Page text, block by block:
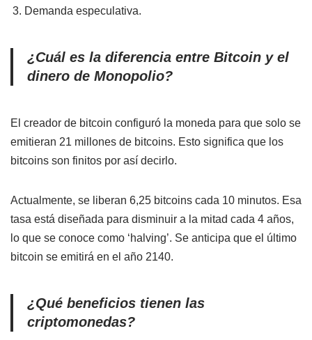
Demanda especulativa.
¿Cuál es la diferencia entre Bitcoin y el
dinero de Monopolio?
El creador de bitcoin configuró la moneda para que solo se
emitieran 21 millones de bitcoins. Esto significa que los
bitcoins son finitos por así decirlo.
Actualmente, se liberan 6,25 bitcoins cada 10 minutos. Esa
tasa está diseñada para disminuir a la mitad cada 4 años,
lo que se conoce como ‘halving’. Se anticipa que el último
bitcoin se emitirá en el año 2140.
¿Qué beneficios tienen las
criptomonedas?